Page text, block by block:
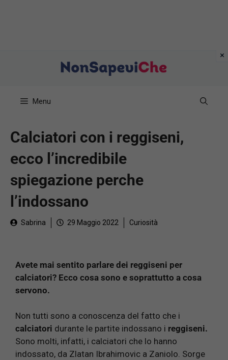
Menu
Calciatori con i reggiseni,
ecco l’incredibile
spiegazione perche
l’indossano
Sabrina 29 Maggio 2022 Curiosità
Avete mai sentito parlare dei reggiseni per
calciatori? Ecco cosa sono e soprattutto a cosa
servono.
Non tutti sono a conoscenza del fatto che i
calciatori durante le partite indossano i reggiseni.
Sono molti, infatti, i calciatori che lo hanno
indossato, da Zlatan Ibrahimovic a Zaniolo. Sorge